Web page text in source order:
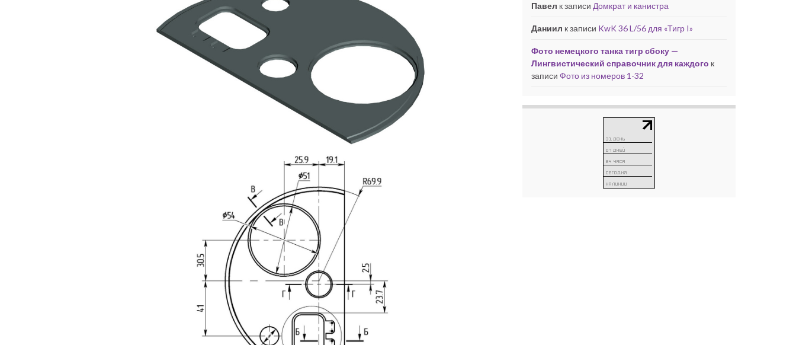
Павел к записи Домкрат и канистра
Даниил к записи KwK 36 L/56 для «Тигр I»
Фото немецкого танка тигр сбоку —
Лингвистический справочник для каждого к
записи Фото из номеров 1-32